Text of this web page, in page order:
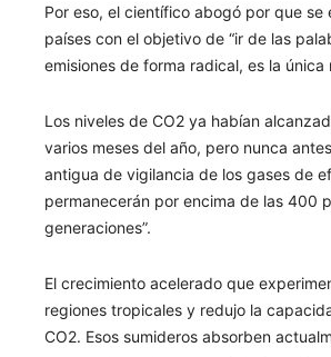
Por eso, el científico abogó por que
países con el objetivo de “ir de las
emisiones de forma radical, es la
Los niveles de CO2 ya habían
varios meses del año, pero nunca
antigua de vigilancia de los gases de
permanecerán por encima de las 400
generaciones”.
El crecimiento acelerado que
regiones tropicales y redujo la
CO2. Esos sumideros absorben